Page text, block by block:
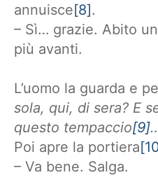
annuisce[8].
– Sì… grazie. Abito
più avanti.
L’uomo la guarda e
sola, qui, di sera? E
questo tempaccio[9]
Poi apre la portiera
– Va bene. Salga.